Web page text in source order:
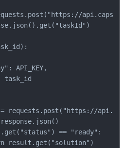
API_KEY,
task_id
requests.post("https://
== "ready":
result.get("solution")